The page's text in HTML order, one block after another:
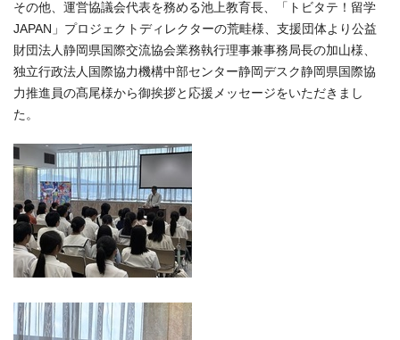
その他、運営協議会代表を務める池上教育長、「トビタテ！留学
JAPAN」プロジェクトディレクターの荒畦様、支援団体より公益
財団法人静岡県国際交流協会業務執行理事兼事務局長の加山様、
独立行政法人国際協力機構中部センター静岡デスク静岡県国際協
力推進員の髙尾様から御挨拶と応援メッセージをいただきまし
た。